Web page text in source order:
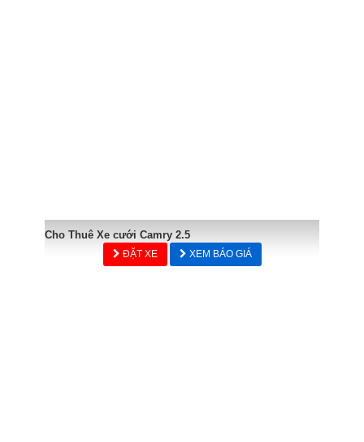
Cho Thuê Xe cưới Camry 2.5
ĐẶT XE XEM BÁO GIÁ